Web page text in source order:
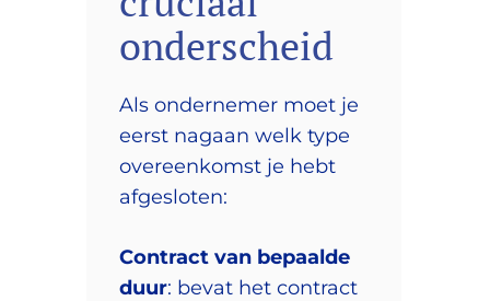
onderscheid
Als ondernemer moet je
eerst nagaan welk type
overeenkomst je hebt
afgesloten:
Contract van bepaalde
duur: bevat het contract